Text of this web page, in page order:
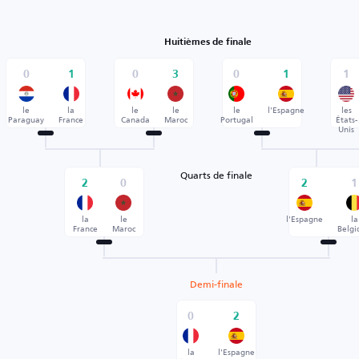
Huitièmes de finale
0
le
Paraguay
1
la
France
0
le
Canada
3
le
Maroc
0
le
Portugal
1
l'Espagne
1
les
États-
Unis
Quarts de finale
2
la
France
0
le
Maroc
2
l'Espagne
1
la
Demi-finale
0
la
2
l'Espagne